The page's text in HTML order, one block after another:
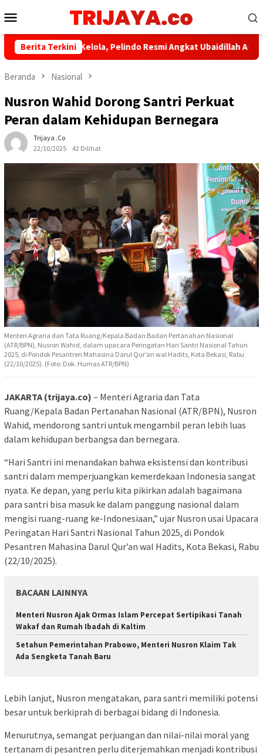
ke
Mobile
Berita Terkini
Tata Kelola, Pelindo Resmi Angkat Ubaidillah Amin Jadi
Beranda Nasional
Nusron Wahid Dorong Santri Perkuat
Peran dalam Kehidupan Bernegara
Trijaya .co
22/10/2025
42 Dilihat
Menteri Agraria dan Tata Ruang/Kepala Badan Badan Pertanahan Nasional
(ATR/BPN), Nusron Wahid, dalam upacara Peringatan Hari Santri Nasional Tahun
2025, di Pondok Pesantren Mahasina Darul Qur’an wal Hadits, Kota Bekasi, Rabu
(22/10/2025). (Foto: Dok. Humas ATR/BPN)
JAKARTA (trijaya.co) – Menteri Agraria dan Tata
Ruang/Kepala Badan Pertanahan Nasional (ATR/BPN), Nusron
Wahid, mendorong santri untuk mengambil peran lebih luas
dalam kehidupan berbangsa dan bernegara.
“Hari Santri ini menandakan bahwa eksistensi dan kontribusi
santri dalam memperjuangkan kemerdekaan Indonesia sangat
nyata. Ke depan, yang perlu kita pikirkan adalah bagaimana
para santri bisa masuk ke dalam panggung nasional dalam
mengisi ruang-ruang ke-Indonesiaan,” ujar Nusron usai Upacara
Peringatan Hari Santri Nasional Tahun 2025, di Pondok
Pesantren Mahasina Darul Qur’an wal Hadits, Kota Bekasi, Rabu
(22/10/2025).
BACAAN LAINNYA
Menteri Nusron Ajak Ormas Islam Percepat Sertipikasi Tanah
Wakaf dan Rumah Ibadah di Kaltim
Setahun Pemerintahan Prabowo, Menteri Nusron Klaim Tak
Ada Sengketa Tanah Baru
Lebih lanjut, Nusron mengatakan, para santri memiliki potensi
besar untuk berkiprah di berbagai bidang di Indonesia.
Menurutnya, semangat perjuangan dan nilai-nilai moral yang
tertanam di pesantren perlu diterjemahkan menjadi kontribusi